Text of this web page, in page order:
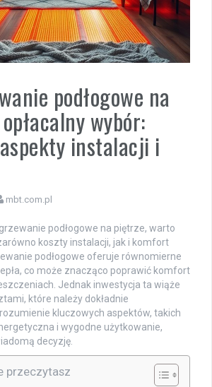
podłogowe na
wybór:
instalacji i
mbt.com.pl
podłogowe na piętrze, warto
koszty instalacji, jak i komfort
podłogowe oferuje równomierne
co może znacząco poprawić komfort
Jednak inwestycja ta wiąże
które należy dokładnie
kluczowych aspektów, takich
i wygodne użytkowanie,
decyzję.
przeczytasz